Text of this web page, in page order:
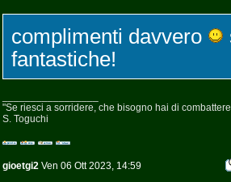
complimenti davvero
fantastiche!
"Se riesci a sorridere, che bisogno hai di
S. Toguchi
gioetgi2 Ven 06 Ott 2023, 14:59